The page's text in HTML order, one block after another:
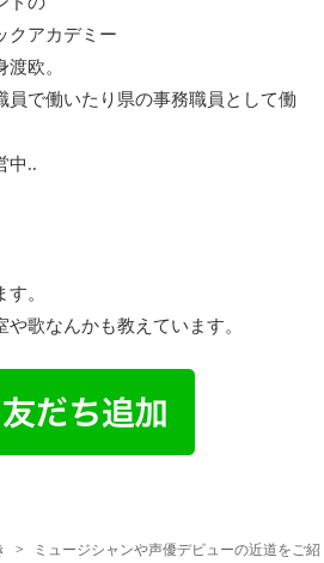
クアカデミー
欧。
員で働いたり県の事務職員として働
中..
。
歌なんかも教えています。
ミュージシャンや声優デビューの近道をご紹